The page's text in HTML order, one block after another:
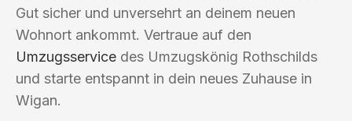
Gut sicher und unversehrt an deinem neuen
Wohnort ankommt. Vertraue auf den
Umzugsservice des Umzugskönig Rothschilds
und starte entspannt in dein neues Zuhause in
Wigan.